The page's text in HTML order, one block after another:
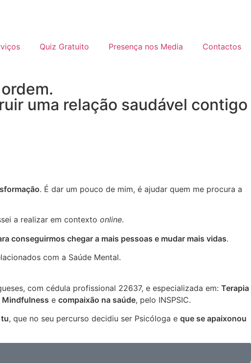
Quiz Gratuito Presença nos Media Contactos
uma relação saudável contigo
. É dar um pouco de mim, é ajudar quem me procura a
a realizar em contexto online.
conseguirmos chegar a mais pessoas e mudar mais vidas.
com a Saúde Mental.
com cédula profissional 22637, e especializada em: Terapia
Mindfulness e compaixão na saúde, pelo INSPSIC.
, que no seu percurso decidiu ser Psicóloga e que se apaixonou